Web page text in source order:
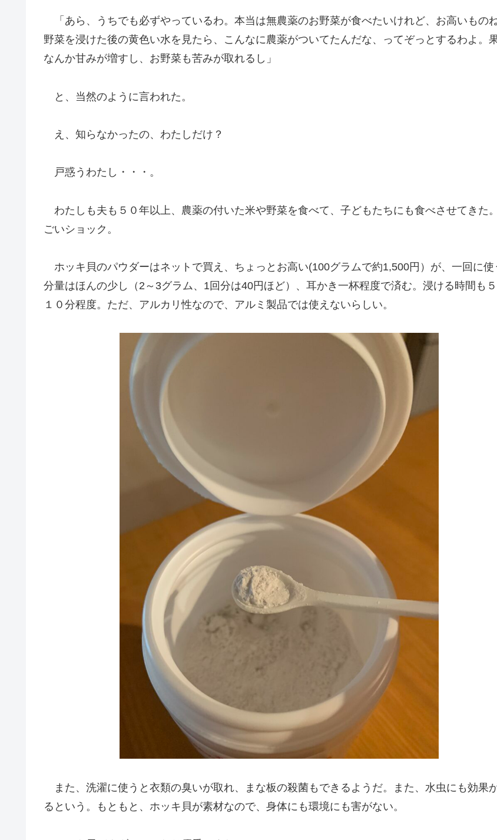
「あら、うちでも必ずやっているわ。本当は無農薬のお野菜が食べたいけれど、お高いものね
野菜を浸けた後の黄色い水を見たら、こんなに農薬がついてたんだな、ってぞっとするわよ。
なんか甘みが増すし、お野菜も苦みが取れるし」
と、当然のように言われた。
え、知らなかったの、わたしだけ？
戸惑うわたし・・・。
わたしも夫も５０年以上、農薬の付いた米や野菜を食べて、子どもたちにも食べさせてきた
ごいショック。
ホッキ貝のパウダーはネットで買え、ちょっとお高い(100グラムで約1,500円）が、一回に使
分量はほんの少し（2～3グラム、1回分は40円ほど）、耳かき一杯程度で済む。浸ける時間も５
１０分程度。ただ、アルカリ性なので、アルミ製品では使えないらしい。
また、洗濯に使うと衣類の臭いが取れ、まな板の殺菌もできるようだ。また、水虫にも効果
るという。もともと、ホッキ貝が素材なので、身体にも環境にも害がない。